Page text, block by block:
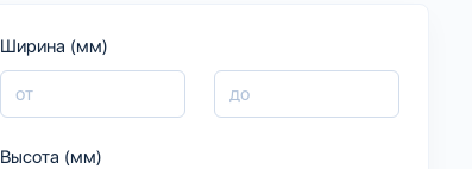
Ширина (мм)
Высота (мм)